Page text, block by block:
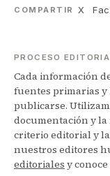
COMPARTIR X
PROCESO
Cada información
fuentes primarias y
publicarse.
documentación y
criterio editorial y
nuestros editores
editoriales y